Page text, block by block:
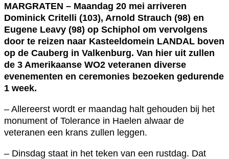
MARGRATEN – Maandag 20 mei arriveren
Dominick Critelli (103), Arnold Strauch (98) en
Eugene Leavy (98) op Schiphol om vervolgens
door te reizen naar Kasteeldomein LANDAL boven
op de Cauberg in Valkenburg. Van hier uit zullen
de 3 Amerikaanse WO2 veteranen diverse
evenementen en ceremonies bezoeken gedurende
1 week.
– Allereerst wordt er maandag halt gehouden bij het
monument of Tolerance in Haelen alwaar de
veteranen een krans zullen leggen.
– Dinsdag staat in het teken van een rustdag. Dat